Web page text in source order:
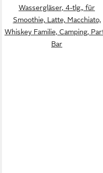
Wassergläser, 4-tlg., für
Smoothie, Latte, Macchiato,
Whiskey Familie, Camping,
Bar